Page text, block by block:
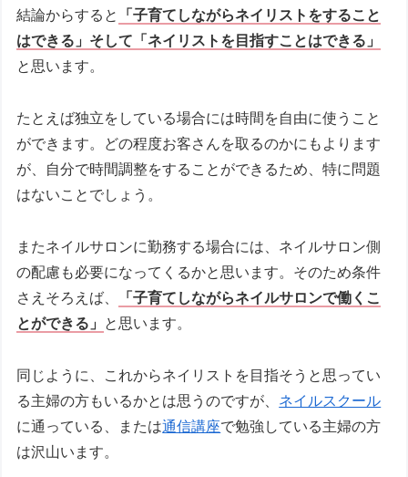
結論からすると
「子育てしながらネイリストをすること
はできる」そして「ネイリストを目指すことはできる」
と思います。
たとえば独立をしている場合には時間を自由に使うこと
ができます。どの程度お客さんを取るのかにもよります
が、自分で時間調整をすることができるため、特に問題
はないことでしょう。
またネイルサロンに勤務する場合には、ネイルサロン側
の配慮も必要になってくるかと思います。そのため条件
さえそろえば、
「子育てしながらネイルサロンで働くこ
とができる」
と思います。
同じように、これからネイリストを目指そうと思ってい
る主婦の方もいるかとは思うのですが、 ネイルスクール
に通っている、または通信講座で勉強している主婦の方
は沢山います。